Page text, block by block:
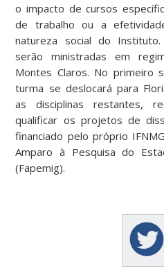
o impacto de cursos
de trabalho ou a
natureza social do
serão ministradas em
Montes Claros. No primeiro
turma se deslocará para
as disciplinas restantes,
qualificar os projetos de
financiado pelo próprio
Amparo à Pesquisa do
(Fapemig).